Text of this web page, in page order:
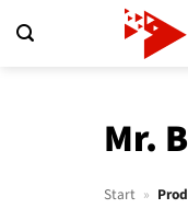
Inhalt
Mr.
Start »